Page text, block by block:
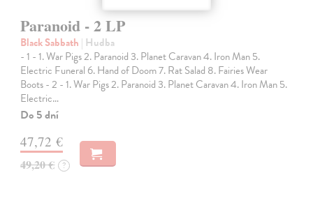
Paranoid - 2 LP
Black Sabbath | Hudba
- 1 - 1. War Pigs 2. Paranoid 3. Planet Caravan 4. Iron Man 5.
Electric Funeral 6. Hand of Doom 7. Rat Salad 8. Fairies Wear
Boots - 2 - 1. War Pigs 2. Paranoid 3. Planet Caravan 4. Iron Man 5.
Electric…
Do 5 dní
47,72 €
49,20 € ?